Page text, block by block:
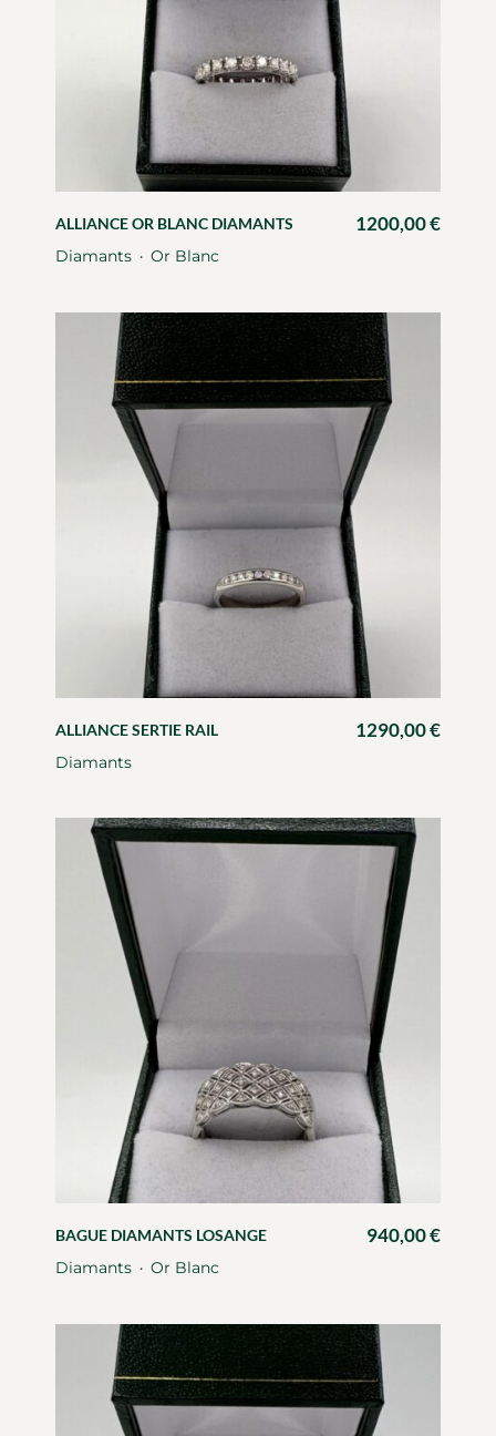
ALLIANCE OR BLANC DIAMANTS 1200,00€
Diamants ・ Or Blanc
ALLIANCE SERTIE RAIL 1290,00€
Diamants
BAGUE DIAMANTS LOSANGE 940,00€
Diamants ・ Or Blanc